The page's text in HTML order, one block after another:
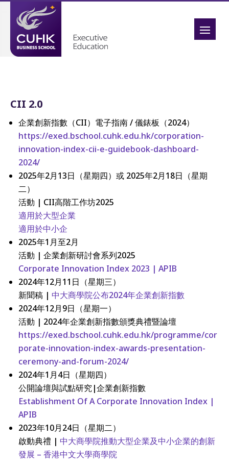
CII 2.0
企業創新指數（CII）電子指南 / 儀錶板（2024）
https://exed.bschool.cuhk.edu.hk/corporation-
innovation-index-cii-e-guidebook-dashboard-
2024/
2025年2月13日（星期四）或 2025年2月18日（星期
二）
活動 | CII高階工作坊2025
適用於大型企業
適用於中小企
2025年1月至2月
活動 | 企業創新研討會系列2025
Corporate Innovation Index 2023 | APIB
2024年12月11日（星期三）
新聞稿 | 中大商學院公布2024年企業創新指數
2024年12月9日（星期一）
活動 | 2024年企業創新指數頒獎典禮暨論壇
https://exed.bschool.cuhk.edu.hk/programme/cor
porate-innovation-index-awards-presentation-
ceremony-and-forum-2024/
2024年1月4日（星期四）
公開論壇與試點研究|企業創新指數
Establishment Of A Corporate Innovation Index |
APIB
2023年10月24日（星期二）
啟動典禮 | 中大商學院推動大型企業及中小企業的創新
發展 – 香港中文大學商學院